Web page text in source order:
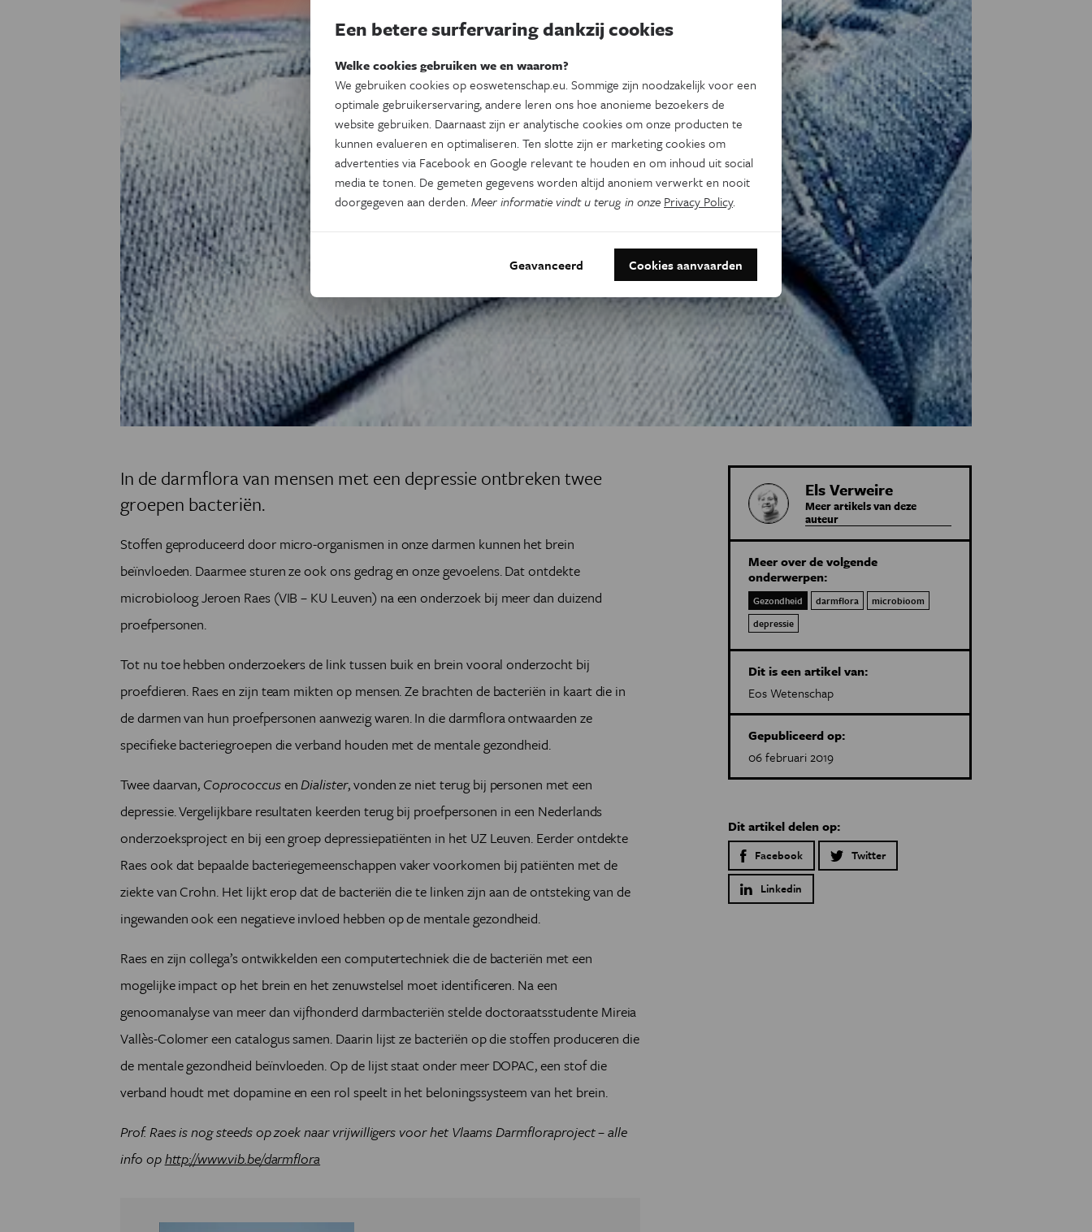
In de darmflora van mensen met een depressie ontbreken twee
groepen bacteriën.
Stoffen geproduceerd door micro-organismen in onze darmen kunnen het brein
beïnvloeden. Daarmee sturen ze ook ons gedrag en onze gevoelens. Dat ontdekte
microbioloog Jeroen Raes (VIB – KU Leuven) na een onderzoek bij meer dan duizend
proefpersonen.
Tot nu toe hebben onderzoekers de link tussen buik en brein vooral onderzocht bij
proefdieren. Raes en zijn team mikten op mensen. Ze brachten de bacteriën in kaart die in
de darmen van hun proefpersonen aanwezig waren. In die darmflora ontwaarden ze
specifieke bacteriegroepen die verband houden met de mentale gezondheid.
Twee daarvan, CoprococcusenDialister, vonden ze niet terug bij personen met een
depressie. Vergelijkbare resultaten keerden terug bij proefpersonen in een Nederlands
onderzoeksproject en bij een groep depressiepatiënten in het UZ Leuven. Eerder ontdekte
Raes ook dat bepaalde bacteriegemeenschappen vaker voorkomen bij patiënten met de
ziekte van Crohn. Het lijkt erop dat de bacteriën die te linken zijn aan de ontsteking van de
ingewanden ook een negatieve invloed hebben op de mentale gezondheid.
Raes en zijn collega’s ontwikkelden een computertechniek die de bacteriën met een
mogelijke impact op het brein en het zenuwstelsel moet identificeren. Na een
genoomanalyse van meer dan vijfhonderd darmbacteriën stelde doctoraatsstudente Mireia
Vallès-Colomer een catalogus samen. Daarin lijst ze bacteriën op die stoffen produceren die
de mentale gezondheid beïnvloeden. Op de lijst staat onder meer DOPAC, een stof die
verband houdt met dopamine en een rol speelt in het beloningssysteem van het brein.
Prof. Raes is nog steeds op zoek naar vrijwilligers voor het Vlaams Darmfloraproject – alle
info ophttp://www.vib.be/darmflora
Els Verweire
Meer artikels van deze
auteur
Meer over de volgende
onderwerpen:
Gezondheid darmflora
microbioom
depressie
Dit is een artikel van:
Eos Wetenschap
Gepubliceerd op:
06 februari 2019
Dit artikel delen op:
Facebook Twitter
Linkedin
Een betere surfervaring dankzij cookies
Welke cookies gebruiken we en waarom?
We gebruiken cookies op eoswetenschap.eu. Sommige zijn noodzakelijk voor een
optimale gebruikerservaring, andere leren ons hoe anonieme bezoekers de
website gebruiken. Daarnaast zijn er analytische cookies om onze producten te
kunnen evalueren en optimaliseren. Ten slotte zijn er marketing cookies om
advertenties via Facebook en Google relevant te houden en om inhoud uit social
media te tonen. De gemeten gegevens worden altijd anoniem verwerkt en nooit
doorgegeven aan derden.Meer informatie vindt u terug in onze Privacy Policy.
Geavanceerd Cookies aanvaarden